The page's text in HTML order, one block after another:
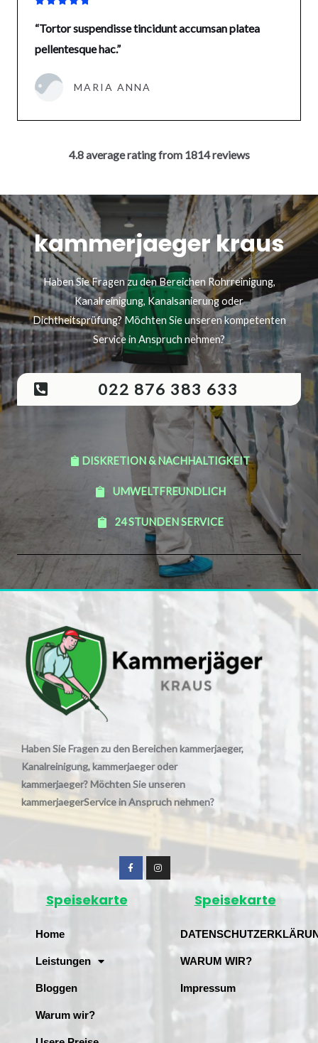
“Tortor suspendisse tincidunt accumsan platea
pellentesque hac.”
MARIA ANNA
4.8 average rating from 1814 reviews
kammerjaeger kraus
Haben Sie Fragen zu den Bereichen Rohrreinigung,
Kanalreinigung, Kanalsanierung oder
Dichtheitsprüfung? Möchten Sie unseren kompetenten
Service in Anspruch nehmen?
022 876 383 633
DISKRETION & NACHHALTIGKEIT
UMWELTFREUNDLICH
24 STUNDEN SERVICE
Haben Sie Fragen zu den Bereichen kammerjaeger,
Kanalreinigung, kammerjaeger oder
kammerjaeger? Möchten Sie unseren
kammerjaegerService in Anspruch nehmen?
Speisekarte
Home
Leistungen
Bloggen
Warum wir?
Speisekarte
WARUM WIR?
Impressum